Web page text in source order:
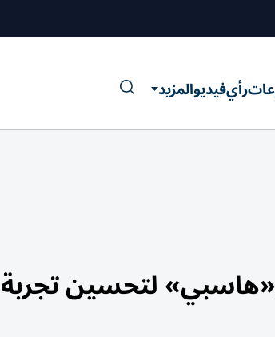
رأيفيديوالمزيد
لتحسين تجربة